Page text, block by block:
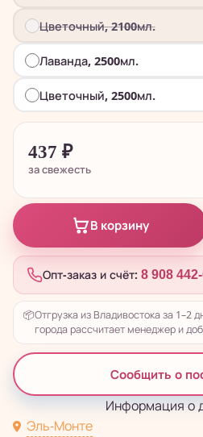
Цветочный, 2100мл.
Лаванда, 2500мл.
Цветочный, 2500мл.
437 ₽
за свежесть
В корзину
Опт-заказ и счёт: 8 908
📦Отгрузка из Владивостока за 1–2
города рассчитает менеджер и
Сообщить о
Информация о
Эль-Монте